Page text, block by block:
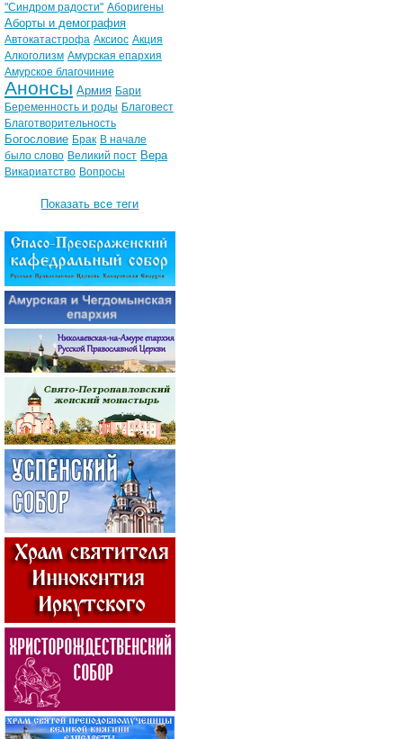
"Синдром радости" Аборигены
Аборты и демография
Автокатастрофа Аксиос Акция
Алкоголизм Амурская епархия
Амурское благочиние
Анонсы Армия Бари
Беременность и роды Благовест
Благотворительность
Богословие Брак В начале
было слово Великий пост Вера
Викариатство Вопросы
Показать все теги